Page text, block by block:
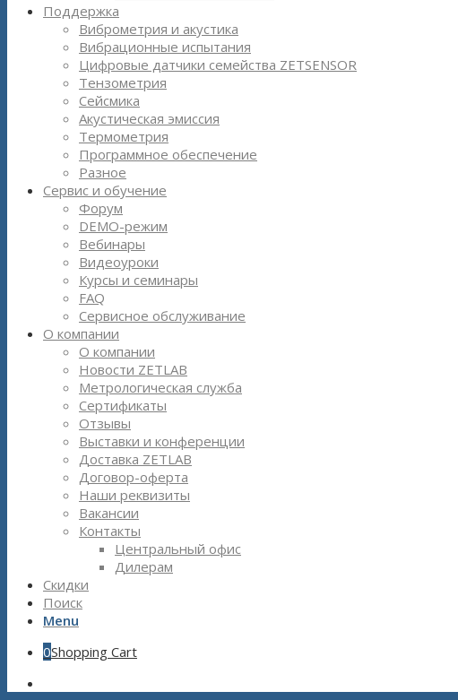
Поддержка
Виброметрия и акустика
Вибрационные испытания
Цифровые датчики семейства ZETSENSOR
Тензометрия
Сейсмика
Акустическая эмиссия
Термометрия
Программное обеспечение
Разное
Сервис и обучение
Форум
DEMO-режим
Вебинары
Видеоуроки
Курсы и семинары
FAQ
Сервисное обслуживание
О компании
О компании
Новости ZETLAB
Метрологическая служба
Сертификаты
Отзывы
Выставки и конференции
Доставка ZETLAB
Договор-оферта
Наши реквизиты
Вакансии
Контакты
Центральный офис
Дилерам
Скидки
Поиск
Menu
0Shopping Cart